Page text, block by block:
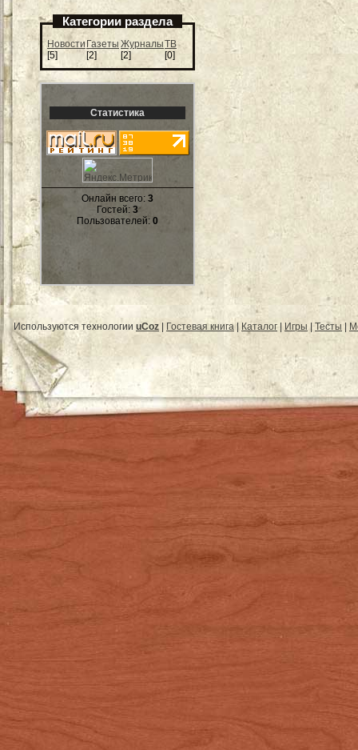
Категории раздела
Новости
[5]
Газеты
[2]
Журналы
[2]
ТВ
[0]
Статистика
Онлайн всего: 3
Гостей: 3
Пользователей: 0
Используются технологии uCoz | Гостевая книга | Каталог | Игры | Тесты |